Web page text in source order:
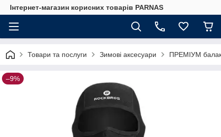
Інтернет-магазин корисних товарів PARNAS
Товари та послуги Зимові аксесуари ПРЕМІУМ
–9%